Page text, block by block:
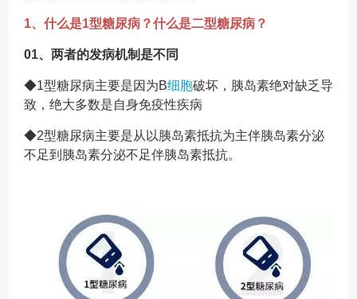
1、什么是1型糖尿病？什么是二型糖尿病？
01、两者的发病机制是不同
◆1型糖尿病主要是因为B细胞破坏，胰岛素绝对缺乏导
致，绝大多数是自身免疫性疾病
◆2型糖尿病主要是从以胰岛素抵抗为主伴胰岛素分泌
不足到胰岛素分泌不足伴胰岛素抵抗。